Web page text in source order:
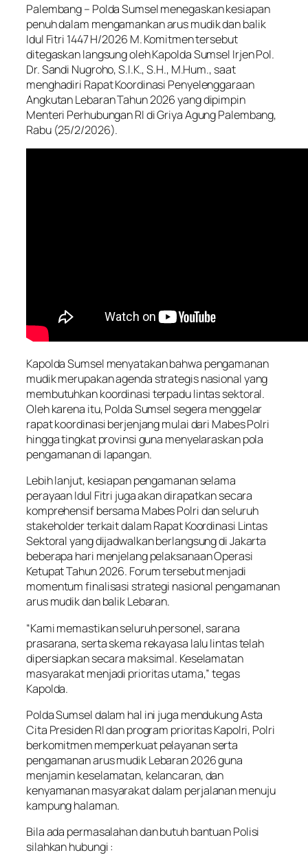
Palembang – Polda Sumsel menegaskan kesiapan
penuh dalam mengamankan arus mudik dan balik
Idul Fitri 1447 H/2026 M. Komitmen tersebut
ditegaskan langsung oleh Kapolda Sumsel Irjen Pol.
Dr. Sandi Nugroho, S.I.K., S.H., M.Hum., saat
menghadiri Rapat Koordinasi Penyelenggaraan
Angkutan Lebaran Tahun 2026 yang dipimpin
Menteri Perhubungan RI di Griya Agung Palembang,
Rabu (25/2/2026).
Kapolda Sumsel menyatakan bahwa pengamanan
mudik merupakan agenda strategis nasional yang
membutuhkan koordinasi terpadu lintas sektoral.
Oleh karena itu, Polda Sumsel segera menggelar
rapat koordinasi berjenjang mulai dari Mabes Polri
hingga tingkat provinsi guna menyelaraskan pola
pengamanan di lapangan.
Lebih lanjut, kesiapan pengamanan selama
perayaan Idul Fitri juga akan dirapatkan secara
komprehensif bersama Mabes Polri dan seluruh
stakeholder terkait dalam Rapat Koordinasi Lintas
Sektoral yang dijadwalkan berlangsung di Jakarta
beberapa hari menjelang pelaksanaan Operasi
Ketupat Tahun 2026. Forum tersebut menjadi
momentum finalisasi strategi nasional pengamanan
arus mudik dan balik Lebaran.
“Kami memastikan seluruh personel, sarana
prasarana, serta skema rekayasa lalu lintas telah
dipersiapkan secara maksimal. Keselamatan
masyarakat menjadi prioritas utama,” tegas
Kapolda.
Polda Sumsel dalam hal ini juga mendukung Asta
Cita Presiden RI dan program prioritas Kapolri, Polri
berkomitmen memperkuat pelayanan serta
pengamanan arus mudik Lebaran 2026 guna
menjamin keselamatan, kelancaran, dan
kenyamanan masyarakat dalam perjalanan menuju
kampung halaman.
Bila ada permasalahan dan butuh bantuan Polisi
silahkan hubungi :